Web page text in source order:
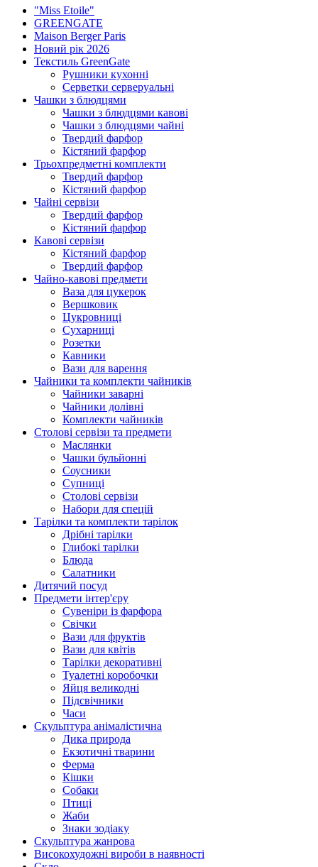
"Miss Etoile"
GREENGATE
Maison Berger Paris
Новий рік 2026
Текстиль GreenGate
Рушники кухонні
Серветки серверуальні
Чашки з блюдцями
Чашки з блюдцями кавові
Чашки з блюдцями чайні
Твердий фарфор
Кістяний фарфор
Трьохпредметні комплекти
Твердий фарфор
Кістяний фарфор
Чайні сервізи
Твердий фарфор
Кістяний фарфор
Кавові сервізи
Кістяний фарфор
Твердий фарфор
Чайно-кавові предмети
Ваза для цукерок
Вершковик
Цукровниці
Сухарниці
Розетки
Кавники
Вази для варення
Чайники та комплекти чайників
Чайники заварні
Чайники долівні
Комплекти чайників
Столові сервізи та предмети
Маслянки
Чашки бульйонні
Соусники
Супниці
Столові сервізи
Набори для спецій
Тарілки та комплекти тарілок
Дрібні тарілки
Глибокі тарілки
Блюда
Салатники
Дитячий посуд
Предмети інтер'єру
Сувеніри із фарфора
Свічки
Вази для фруктів
Вази для квітів
Тарілки декоративні
Туалетні коробочки
Яйця великодні
Підсвічники
Часи
Скульптура анімалістична
Дика природа
Екзотичні тварини
Ферма
Кішки
Собаки
Птиці
Жаби
Знаки зодіаку
Скульптура жанрова
Високохудожні вироби в наявності